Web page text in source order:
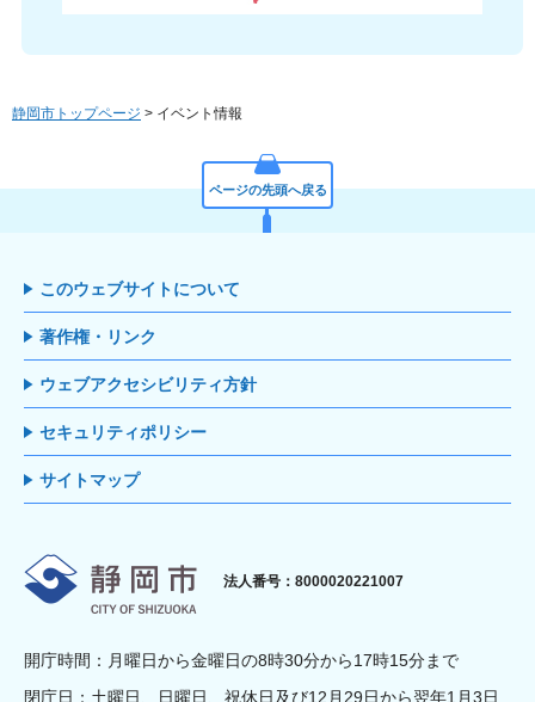
静岡市トップページ > イベント情報
ページの先頭へ戻る
このウェブサイトについて
著作権・リンク
ウェブアクセシビリティ方針
セキュリティポリシー
サイトマップ
静岡市
法人番号：8000020221007
開庁時間：月曜日から金曜日の8時30分から17時15分まで
閉庁日：土曜日、日曜日、祝休日及び12月29日から翌年1月3日